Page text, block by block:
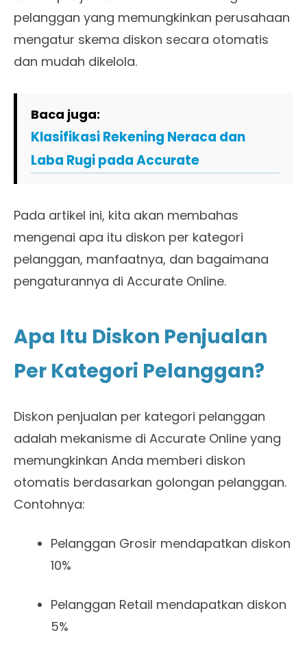
pelanggan yang memungkinkan perusahaan
mengatur skema diskon secara otomatis
dan mudah dikelola.
Baca juga:
Klasifikasi Rekening Neraca dan
Laba Rugi pada Accurate
Pada artikel ini, kita akan membahas
mengenai apa itu diskon per kategori
pelanggan, manfaatnya, dan bagaimana
pengaturannya di Accurate Online.
Apa Itu Diskon Penjualan
Per Kategori Pelanggan?
Diskon penjualan per kategori pelanggan
adalah mekanisme di Accurate Online yang
memungkinkan Anda memberi diskon
otomatis berdasarkan golongan pelanggan.
Contohnya:
Pelanggan Grosir mendapatkan diskon
10%
Pelanggan Retail mendapatkan diskon
5%